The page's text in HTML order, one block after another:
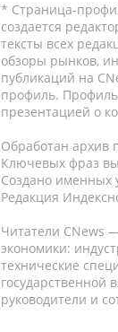
* Страница-
создается
тексты всех
обзоры рынков,
публикаций на
профиль.
презентацией о
Обработан архив
Ключевых фраз
Создано именных
Редакция
Читатели CNews
экономики:
технические
государственной
руководители и